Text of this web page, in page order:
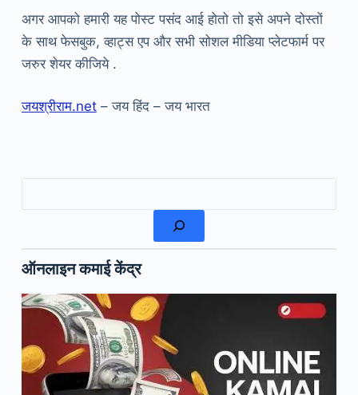
अगर आपको हमारी यह पोस्ट पसंद आई होतो तो इसे अपने दोस्तों
के साथ फेसबुक, व्हाट्स एप और सभी सोशल मीडिया प्लेटफार्म पर
जरुर शेयर कीजिये .
जयश्रीराम.net– जय हिंद – जय भारत
ऑनलाइन कमाई केंद्र